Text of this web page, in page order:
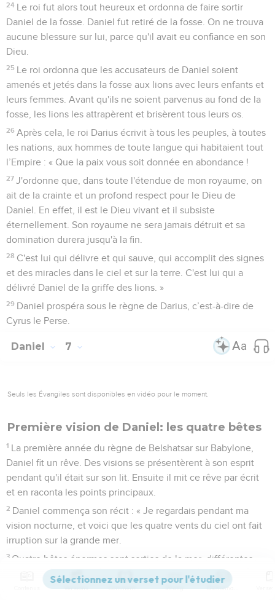
24 Le roi fut alors tout heureux et ordonna de faire sortir
Daniel de la fosse. Daniel fut retiré de la fosse. On ne trouva
aucune blessure sur lui, parce qu'il avait eu confiance en son
Dieu.
25 Le roi ordonna que les accusateurs de Daniel soient
amenés et jetés dans la fosse aux lions avec leurs enfants et
leurs femmes. Avant qu'ils ne soient parvenus au fond de la
fosse, les lions les attrapèrent et brisèrent tous leurs os.
26 Après cela, le roi Darius écrivit à tous les peuples, à toutes
les nations, aux hommes de toute langue qui habitaient tout
l’Empire : « Que la paix vous soit donnée en abondance !
27 J'ordonne que, dans toute l'étendue de mon royaume, on
ait de la crainte et un profond respect pour le Dieu de
Daniel. En effet, il est le Dieu vivant et il subsiste
éternellement. Son royaume ne sera jamais détruit et sa
domination durera jusqu'à la fin.
28 C'est lui qui délivre et qui sauve, qui accomplit des signes
et des miracles dans le ciel et sur la terre. C'est lui qui a
délivré Daniel de la griffe des lions. »
29 Daniel prospéra sous le règne de Darius, c’est-à-dire de
Cyrus le Perse.
Daniel 7
Seuls les Évangiles sont disponibles en vidéo pour le moment.
Première vision de Daniel: les quatre bêtes
1 La première année du règne de Belshatsar sur Babylone,
Daniel fit un rêve. Des visions se présentèrent à son esprit
pendant qu'il était sur son lit. Ensuite il mit ce rêve par écrit
et en raconta les points principaux.
2 Daniel commença son récit : « Je regardais pendant ma
vision nocturne, et voici que les quatre vents du ciel ont fait
irruption sur la grande mer.
3 Quatre bêtes énormes sont sorties de la mer, différentes
les unes des autres.
La première ressemblait à un lion et avait des ailes d'aigle.
Versions Commentaires Strong